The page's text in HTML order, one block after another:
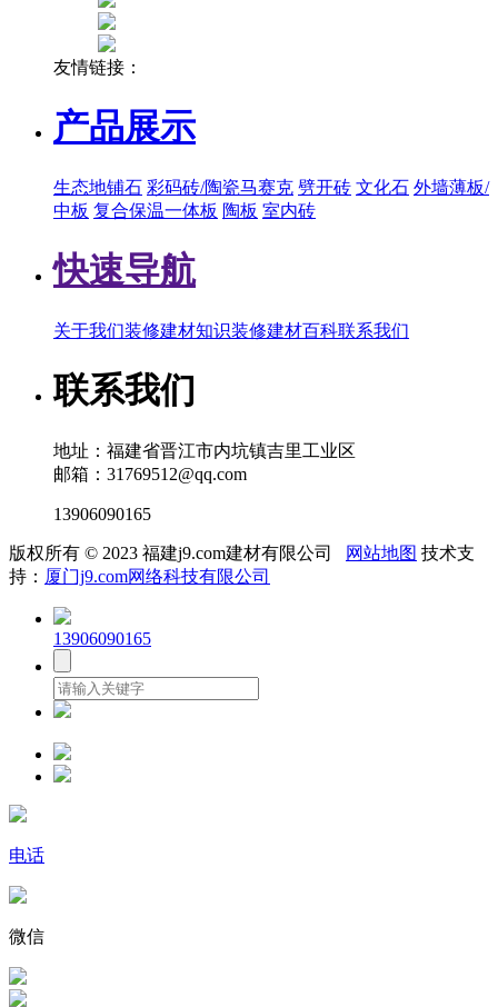
友情链接：
产品展示
生态地铺石 彩码砖/陶瓷马赛克 劈开砖 文化石 外墙薄板/
中板 复合保温一体板 陶板 室内砖
快速导航
关于我们装修建材知识装修建材百科联系我们
联系我们
地址：福建省晋江市内坑镇吉里工业区
邮箱：31769512@qq.com
13906090165
版权所有 © 2023 福建j9.com建材有限公司 网站地图 技术支
持： 厦门j9.com网络科技有限公司
13906090165
电话
微信